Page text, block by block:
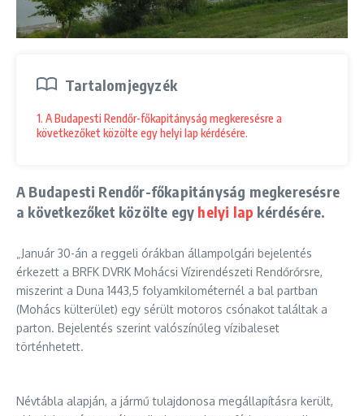
Tartalomjegyzék
1. A Budapesti Rendőr-főkapitányság megkeresésre a
következőket közölte egy helyi lap kérdésére.
A Budapesti Rendőr-főkapitányság megkeresésre
a következőket közölte egy helyi lap kérdésére.
„Január 30-án a reggeli órákban állampolgári bejelentés
érkezett a BRFK DVRK Mohácsi Vízirendészeti Rendőrőrsre,
miszerint a Duna 1443,5 folyamkilométernél a bal partban
(Mohács külterület) egy sérült motoros csónakot találtak a
parton. Bejelentés szerint valószínűleg vízibaleset
történhetett.
Névtábla alapján, a jármű tulajdonosa megállapításra került,